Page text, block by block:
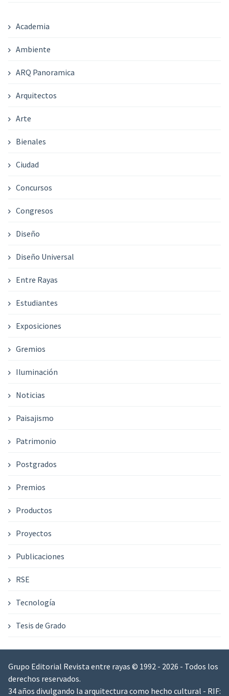
Academia
Ambiente
ARQ Panoramica
Arquitectos
Arte
Bienales
Ciudad
Concursos
Congresos
Diseño
Diseño Universal
Entre Rayas
Estudiantes
Exposiciones
Gremios
Iluminación
Noticias
Paisajismo
Patrimonio
Postgrados
Premios
Productos
Proyectos
Publicaciones
RSE
Tecnología
Tesis de Grado
Grupo Editorial Revista entre rayas © 1992 - 2026 - Todos los
derechos reservados.
34 años divulgando la arquitectura como hecho cultural - RIF: